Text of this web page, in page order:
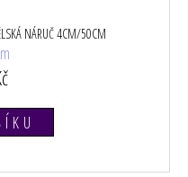
NÁRUČ 4CM/50CM